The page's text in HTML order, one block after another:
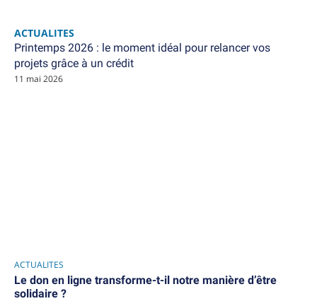
ACTUALITES
Le don en ligne transforme-t-il notre manière d’être
solidaire ?
ACTUALITES
Printemps 2026 : le moment idéal pour relancer vos
projets grâce à un crédit
11 mai 2026